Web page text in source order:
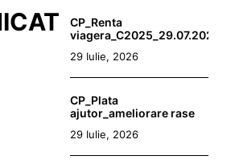
CP_Renta
viagera_C2025_29.07.2026
29 Iulie, 2026
CP_Plata
ajutor_ameliorare rase
29 Iulie, 2026